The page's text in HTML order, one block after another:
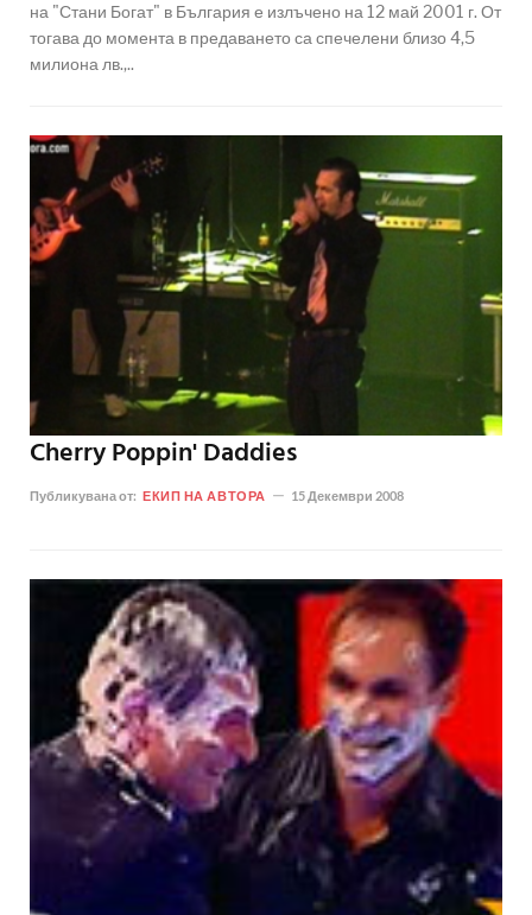
на "Стани Богат" в България е излъчено на 12 май 2001 г. От
тогава до момента в предаването са спечелени близо 4,5
милиона лв.,..
Cherry Poppin' Daddies
Публикувана от: ЕКИП НА АВТОРА 15 Декември 2008